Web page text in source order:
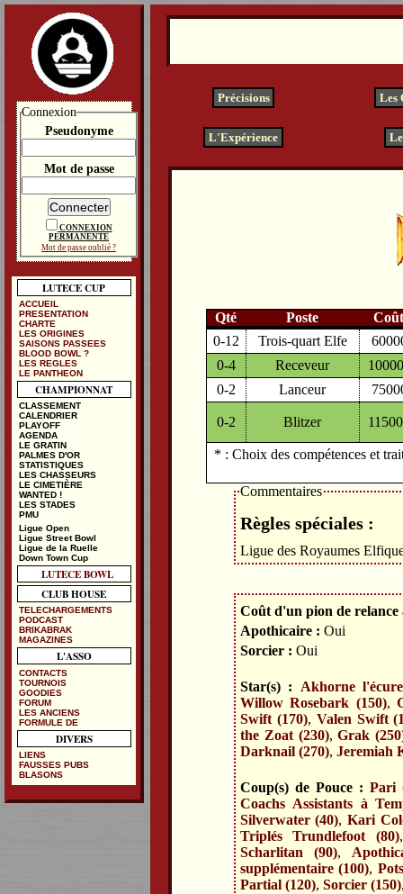
Précisions Les
L'Expérience
Qté Poste
* : Choix des compétences et
0-12 Trois-quart Elfe
0-4
Receveur
0-2
Lanceur
0-2 Blitzer
Commentaires
Règles spéciales :
Ligue des Royaumes
Coût d'un pion de relance
Apothicaire : Oui
Sorcier : Oui
Star(s) :
Akhorne
Willow Rosebark (150),
Swift (170), Valen Swift
the Zoat (230),Grak
Darknail (270), Jeremiah
Coup(s) de Pouce : Pari
Coachs Assistants à
Silverwater (40), Kari
Triplés Trundlefoot (80)
Scharlitan (90),
supplémentaire (100),
Partial (120), Sorcier (150)
Connexion
Pseudonyme
Mot de passe
CONNEXION
PERMANENTE
Mot de passe oublié ?
LUTECE CUP
ACCUEIL
PRESENTATION
CHARTE
LES ORIGINES
SAISONS PASSEES
BLOOD BOWL ?
LES REGLES
LE PANTHEON
CHAMPIONNAT
CLASSEMENT
CALENDRIER
PLAYOFF
AGENDA
LE GRATIN
PALMES D'OR
STATISTIQUES
LES CHASSEURS
LE CIMETIÈRE
WANTED !
LES STADES
PMU
Ligue Open
Ligue Street Bowl
Ligue de la Ruelle
Down Town Cup
LUTECE BOWL
CLUB HOUSE
TELECHARGEMENTS
PODCAST
BRIKABRAK
MAGAZINES
L'ASSO
CONTACTS
TOURNOIS
GOODIES
FORUM
LES ANCIENS
FORMULE DE
DIVERS
LIENS
FAUSSES PUBS
BLASONS